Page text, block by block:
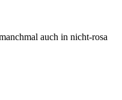
auch in nicht-rosa